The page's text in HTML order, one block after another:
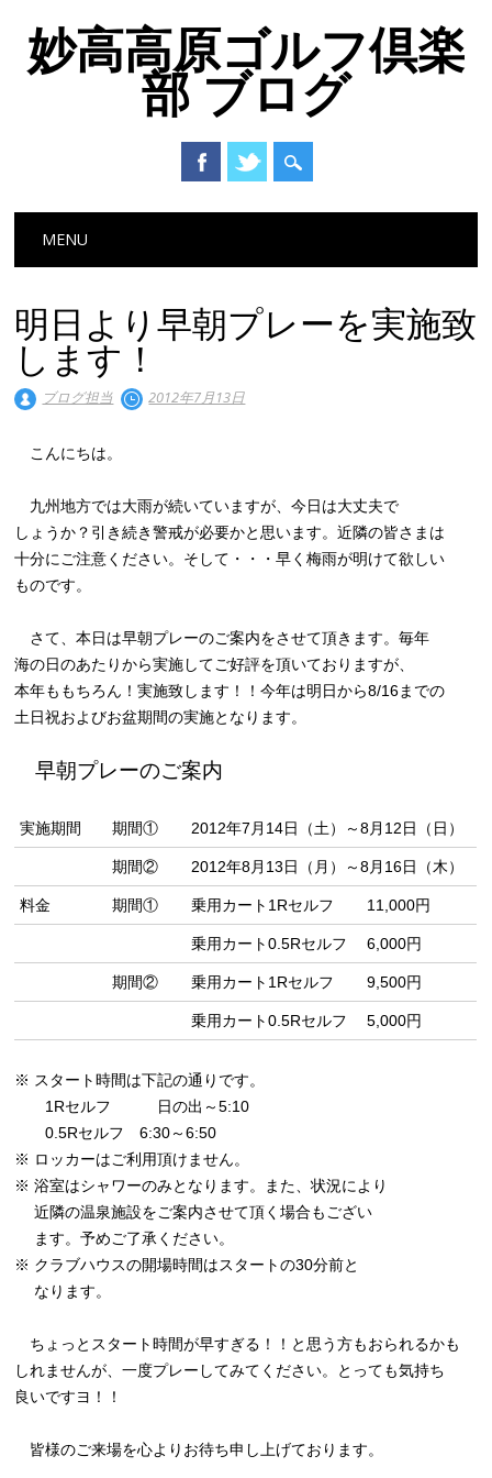
妙高高原ゴルフ倶楽
部 ブログ
Main menu
MENU
明日より早朝プレーを実施致
します！
ブログ担当 2012年7月13日
こんにちは。
九州地方では大雨が続いていますが、今日は大丈夫で
しょうか？引き続き警戒が必要かと思います。近隣の皆さまは
十分にご注意ください。そして・・・早く梅雨が明けて欲しい
ものです。
さて、本日は早朝プレーのご案内をさせて頂きます。毎年
海の日のあたりから実施してご好評を頂いておりますが、
本年ももちろん！実施致します！！今年は明日から8/16までの
土日祝およびお盆期間の実施となります。
早朝プレーのご案内
実施期間 期間① 2012年7月14日（土）～8月12日（日）
期間② 2012年8月13日（月）～8月16日（木）
料金 期間① 乗用カート1Rセルフ 11,000円
乗用カート0.5Rセルフ 6,000円
期間② 乗用カート1Rセルフ 9,500円
乗用カート0.5Rセルフ 5,000円
※ スタート時間は下記の通りです。
1Rセルフ 日の出～5:10
0.5Rセルフ 6:30～6:50
※ ロッカーはご利用頂けません。
※ 浴室はシャワーのみとなります。また、状況により
近隣の温泉施設をご案内させて頂く場合もござい
ます。予めご了承ください。
※ クラブハウスの開場時間はスタートの30分前と
なります。
ちょっとスタート時間が早すぎる！！と思う方もおられるかも
しれませんが、一度プレーしてみてください。とっても気持ち
良いですヨ！！
皆様のご来場を心よりお待ち申し上げております。